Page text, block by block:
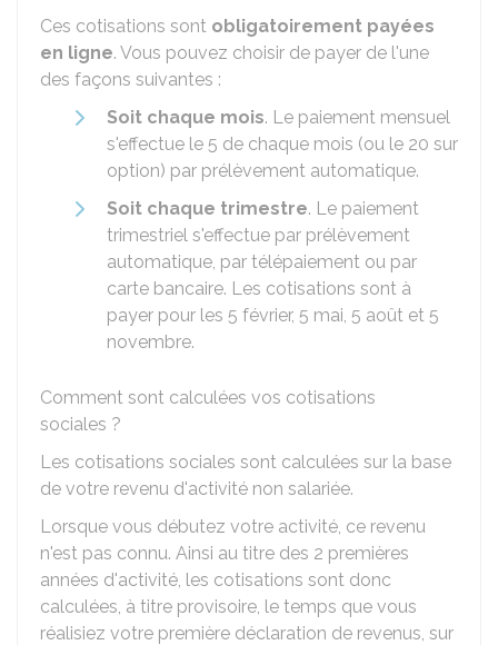
Ces cotisations sont obligatoirement payées
en ligne. Vous pouvez choisir de payer de l'une
des façons suivantes :
Soit chaque mois. Le paiement mensuel
s'effectue le 5 de chaque mois (ou le 20 sur
option) par prélèvement automatique.
Soit chaque trimestre. Le paiement
trimestriel s'effectue par prélèvement
automatique, par télépaiement ou par
carte bancaire. Les cotisations sont à
payer pour les 5 février, 5 mai, 5 août et 5
novembre.
Comment sont calculées vos cotisations
sociales ?
Les cotisations sociales sont calculées sur la base
de votre revenu d'activité non salariée.
Lorsque vous débutez votre activité, ce revenu
n'est pas connu. Ainsi au titre des 2 premières
années d'activité, les cotisations sont donc
calculées, à titre provisoire, le temps que vous
réalisiez votre première déclaration de revenus, sur